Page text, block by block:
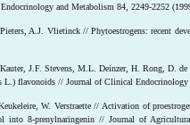
and Metabolism 84, 2249-2252
A.J. Vlietinck // Phyto­estrogens: recent
J.F. Stevens, M.L. Deinzer, H. Rong, D. de
L.) flavonoids // Journal of Clinical
W. Verstraette // Activation of
into 8-prenylnaringenin // Journal of